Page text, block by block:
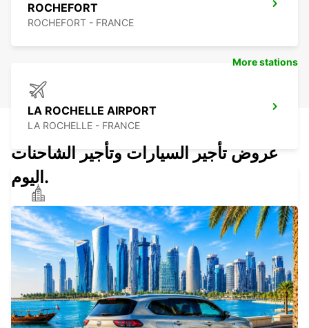
ROCHEFORT
ROCHEFORT - FRANCE
LA ROCHELLE AIRPORT
LA ROCHELLE - FRANCE
LA ROCHELLE - PERIGNY
LA ROCHELLE - FRANCE
LA PALMYRE
More stations
عروض تأجير السيارات وتأجير الشاحنات
اليوم.